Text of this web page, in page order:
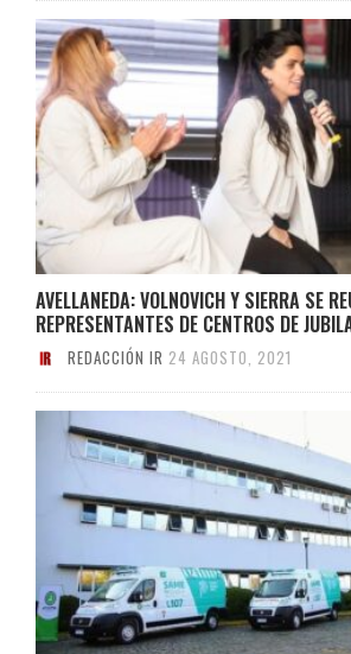
AVELLANEDA: VOLNOVICH Y SIERRA SE
REPRESENTANTES DE CENTROS DE
REDACCIÓN IR 24 AGOSTO, 2021